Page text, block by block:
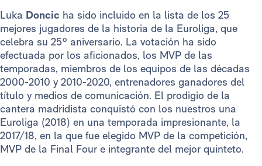
Luka Doncic ha sido incluido en la lista de los 25
mejores jugadores de la historia de la Euroliga, que
celebra su 25º aniversario. La votación ha sido
efectuada por los aficionados, los MVP de las
temporadas, miembros de los equipos de las décadas
2000-2010 y 2010-2020, entrenadores ganadores del
título y medios de comunicación. El prodigio de la
cantera madridista conquistó con los nuestros una
Euroliga (2018) en una temporada impresionante, la
2017/18, en la que fue elegido MVP de la competición,
MVP de la Final Four e integrante del mejor quinteto.